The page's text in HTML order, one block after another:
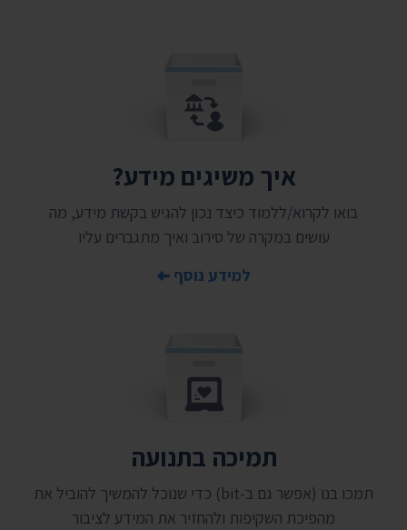
איך משיגים מידע?
בואו לקרוא/ללמוד כיצד נכון להגיש בקשת מידע, מה
עושים במקרה של סירוב ואיך מתגברים עליו
למידע נוסף
תמיכה בתנועה
תמכו בנו (אפשר גם ב-bit) כדי שנוכל להמשיך להוביל את
מהפיכת השקיפות ולהחזיר את המידע לציבור